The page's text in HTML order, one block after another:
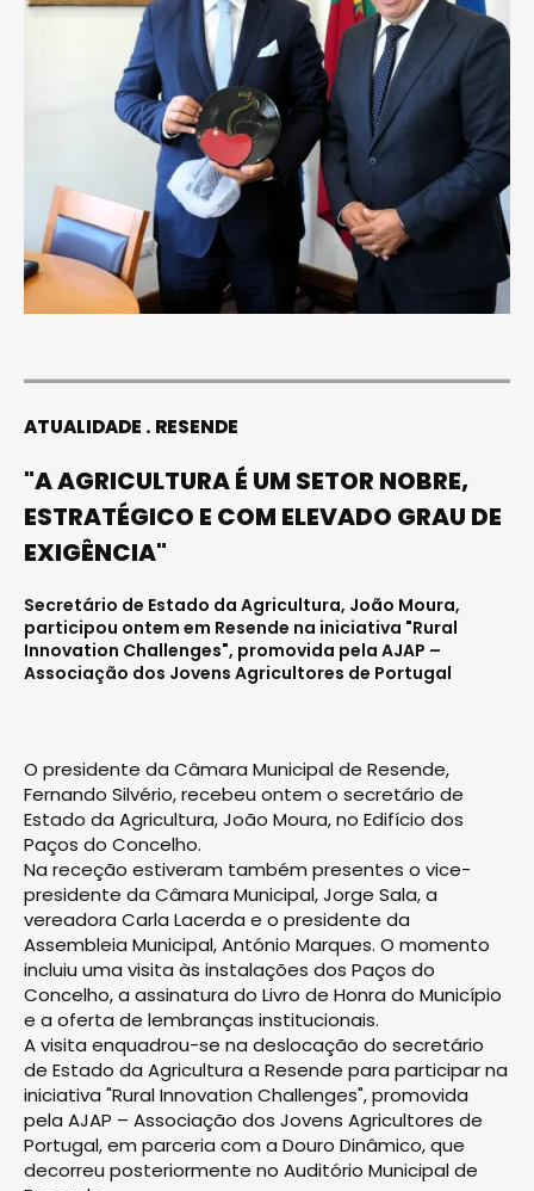
ATUALIDADE RESENDE
"A AGRICULTURA É UM SETOR NOBRE,
ESTRATÉGICO E COM ELEVADO GRAU DE
EXIGÊNCIA"
Secretário de Estado da Agricultura, João Moura,
participou ontem em Resende na iniciativa "Rural
Innovation Challenges", promovida pela AJAP –
Associação dos Jovens Agricultores de Portugal
O presidente da Câmara Municipal de Resende,
Fernando Silvério, recebeu ontem o secretário de
Estado da Agricultura, João Moura, no Edifício dos
Paços do Concelho.
Na receção estiveram também presentes o vice-
presidente da Câmara Municipal, Jorge Sala, a
vereadora Carla Lacerda e o presidente da
Assembleia Municipal, António Marques. O momento
incluiu uma visita às instalações dos Paços do
Concelho, a assinatura do Livro de Honra do Município
e a oferta de lembranças institucionais.
A visita enquadrou-se na deslocação do secretário
de Estado da Agricultura a Resende para participar na
iniciativa "Rural Innovation Challenges", promovida
pela AJAP – Associação dos Jovens Agricultores de
Portugal, em parceria com a Douro Dinâmico, que
decorreu posteriormente no Auditório Municipal de